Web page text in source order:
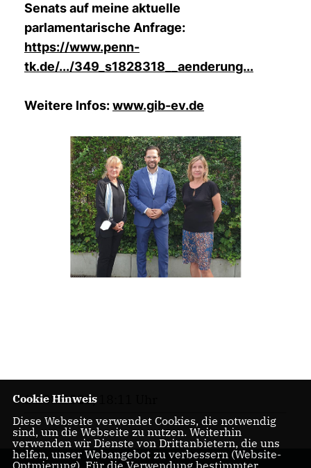
Senats auf meine aktuelle
parlamentarische Anfrage:
https://www.penn-
tk.de/.../349_s1828318__aenderung...
Weitere Infos:www.gib-ev.de
13.08.2021, 18:11 Uhr
Cookie Hinweis
Diese Webseite verwendet Cookies, die notwendig
sind, um die Webseite zu nutzen. Weiterhin
verwenden wir Dienste von Drittanbietern, die uns
helfen, unser Webangebot zu verbessern (Website-
Optmierung). Für die Verwendung bestimmter